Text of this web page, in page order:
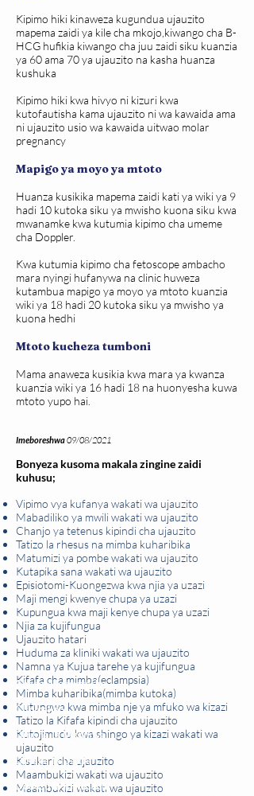
Kipimo hiki kinaweza kugundua ujauzito
mapema zaidi ya kile cha mkojo,kiwango cha B-
HCG hufikia kiwango cha juu zaidi siku kuanzia
ya 60 ama 70 ya ujauzito na kasha huanza
kushuka
Kipimo hiki kwa hivyo ni kizuri kwa
kutofautisha kama ujauzito ni wa kawaida ama
ni ujauzito usio wa kawaida uitwao molar
pregnancy
Mapigo ya moyo ya mtoto
Huanza kusikika mapema zaidi kati ya wiki ya 9
hadi 10 kutoka siku ya mwisho kuona siku kwa
mwanamke kwa kutumia kipimo cha umeme
cha Doppler.
Kwa kutumia kipimo cha fetoscope ambacho
mara nyingi hufanywa na clinic huweza
kutambua mapigo ya moyo ya mtoto kuanzia
wiki ya 18 hadi 20 kutoka siku ya mwisho ya
kuona hedhi
Mtoto kucheza tumboni
Mama anaweza kusikia kwa mara ya kwanza
kuanzia wiki ya 16 hadi 18 na huonyesha kuwa
mtoto yupo hai.
Imeboreshwa09/08/2021
Bonyeza kusoma makala zingine zaidi
kuhusu;
Vipimo vya kufanya wakati wa ujauzito
Mabadiliko ya mwili wakati wa ujauzito
Chanjo ya tetenus kipindi cha ujauzito
Tatizo la rhesus na mimba kuharibika
Matumizi ya pombe wakati wa ujauzito
Kutapika sana wakati wa ujauzito
Episiotomi-Kuongezwa kwa njia ya uzazi
Maji mengi kwenye chupa ya uzazi
Kupungua kwa maji kenye chupa ya uzazi
Njia za kujifungua
Ujauzito hatari
Huduma za kliniki wakati wa ujauzito
Namna ya Kujua tarehe ya kujifungua
Kifafa cha mimba(eclampsia)
Mimba kuharibika(mimba kutoka)
Kutungwa kwa mimba nje ya mfuko wa kizazi
Tatizo la Kifafa kipindi cha ujauzito
Kutojimudu kwa shingo ya kizazi wakati wa
ujauzito
Kisukari cha ujauzito
Maambukizi wakati wa ujauzito
Maambukizi wakati wa ujauzito
Changia kuwezesha
Clinical bot
Dirisha la Mgonjwa
Dirisha la Daktari
Dodoso la matibabu